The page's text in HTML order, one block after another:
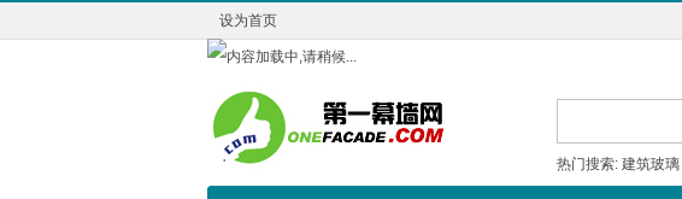
设为首页
热门搜索: 建筑玻璃